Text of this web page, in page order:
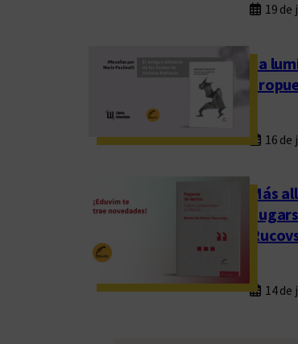
19 de
La
16 de
Más
14 de